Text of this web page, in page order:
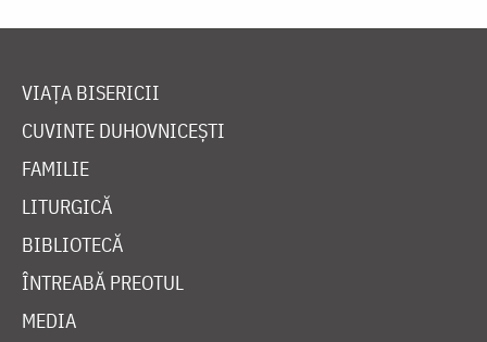
VIAȚA BISERICII
CUVINTE DUHOVNICEȘTI
FAMILIE
LITURGICĂ
BIBLIOTECĂ
ÎNTREABĂ PREOTUL
MEDIA